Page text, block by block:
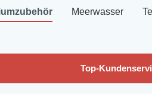
Meerwasser
Top-